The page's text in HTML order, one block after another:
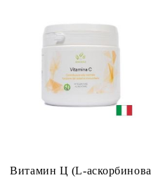
Витамин Ц (L-аскорбинова